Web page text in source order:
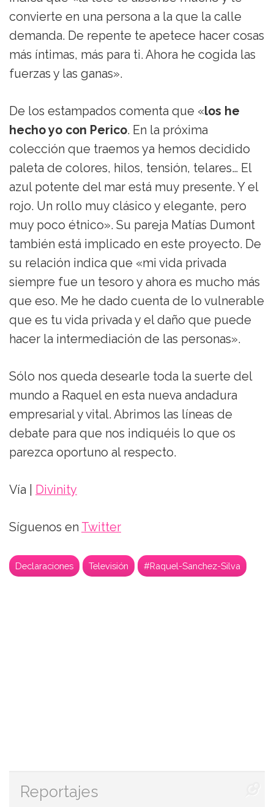
convierte en una persona a la que la calle
demanda. De repente te apetece hacer cosas
más íntimas, más para ti. Ahora he cogida las
fuerzas y las ganas».
De los estampados comenta que «los he
hecho yo con Perico. En la próxima
colección que traemos ya hemos decidido
paleta de colores, hilos, tensión, telares… El
azul potente del mar está muy presente. Y el
rojo. Un rollo muy clásico y elegante, pero
muy poco étnico». Su pareja Matías Dumont
también está implicado en este proyecto. De
su relación indica que «mi vida privada
siempre fue un tesoro y ahora es mucho más
que eso. Me he dado cuenta de lo vulnerable
que es tu vida privada y el daño que puede
hacer la intermediación de las personas».
Sólo nos queda desearle toda la suerte del
mundo a Raquel en esta nueva andadura
empresarial y vital. Abrimos las líneas de
debate para que nos indiquéis lo que os
parezca oportuno al respecto.
Vía | Divinity
Síguenos en Twitter
Declaraciones Televisión #Raquel-Sanchez-Silva
Reportajes